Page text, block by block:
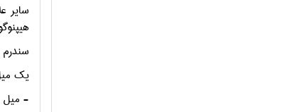
سایر
یک
- میل